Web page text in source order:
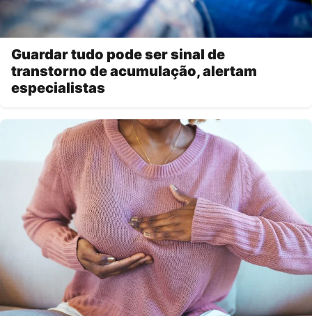
Guardar tudo pode ser sinal de
transtorno de acumulação, alertam
especialistas